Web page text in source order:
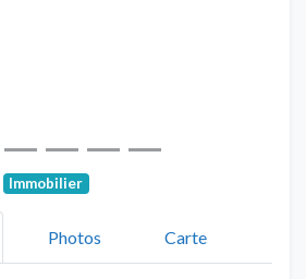
Immobilier
Photos Carte